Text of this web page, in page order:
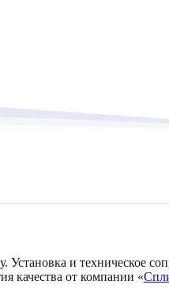
Установка и техническое
качества от компании «